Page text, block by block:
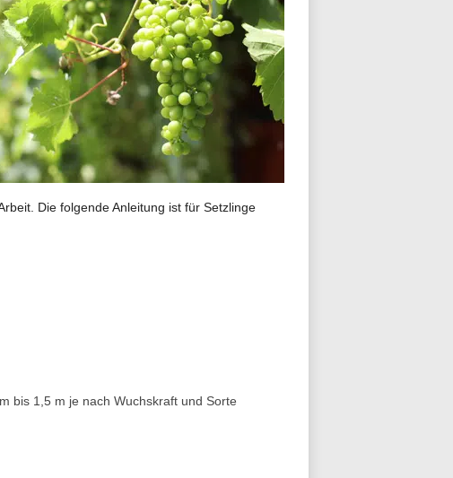
Die folgende Anleitung ist für Setzlinge
bis 1,5 m je nach Wuchskraft und Sorte